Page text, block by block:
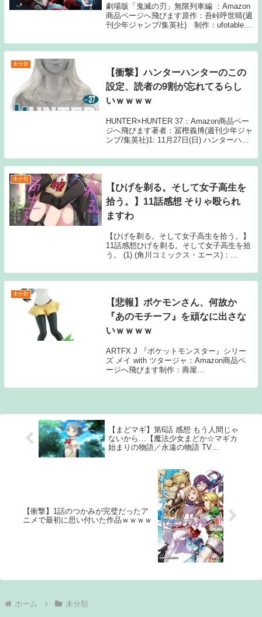
劇場版「鬼滅の刃」無限列車編 ：Amazon
商品ページへ飛びます原作：吾峠呼世晴(週
刊少年ジャンプ/集英社) 制作：ufotable1:
スケ A ケロロ ジョジョ クレしん ぼ
くひで マチカドまぞく...
未分類
【衝撃】ハンターハンターのこの
設定、読者の9割が忘れてるらし
いｗｗｗｗ
HUNTER×HUNTER 37：Amazon商品ペー
ジへ飛びます著者：冨樫義博(週刊少年ジャ
ンプ/集英社)1: 11月27日(日) ハンターハン
ンは名ばかりの№2をパリストンから奪っ
たのかという疑問 ...
未分類
【ひげを剃る。そして女子高生を
拾う。】11話感想 そりゃ殴られ
ますわ
【ひげを剃る。そして女子高生を拾う。】
11話感想ひげを剃る。そして女子高生を拾
う。 (1) (角川コミックス・エース)：
さば 作画：足立いまる 出版：
KADOKAWA468: 6月15日(火) 自業...
未分類
【悲報】ポケモンさん、何故か
『あのモチーフ』を頑なに出さな
いｗｗｗｗ
ARTFX J 『ポケットモンスター』シリー
ズ メイ with ツタージャ：Amazon商品ペ
ージへ飛びます制作：壽屋
2日(水) ID:coK 何故かバッタ」モチーフを
【まどマギ】第6話 感想 もう人間じゃ
ないから…【魔法少女まどか☆マギカ
始まりの物語／永遠の物語 TV
【衝撃】1話のつかみが完璧だったア
ニメで最初に思い付いた作品ｗｗｗｗ
ホーム 未分類